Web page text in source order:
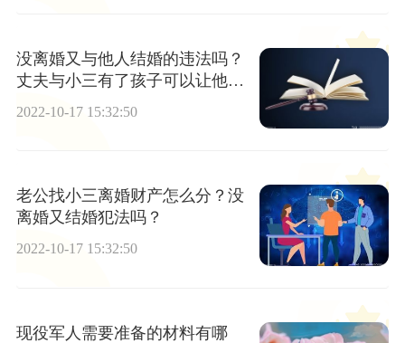
没离婚又与他人结婚的违法吗？
丈夫与小三有了孩子可以让他净
2022-10-17 15:32:50
老公找小三离婚财产怎么分？没
离婚又结婚犯法吗？
2022-10-17 15:32:50
现役军人需要准备的材料有哪